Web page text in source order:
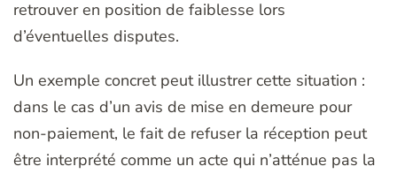
retrouver en position de faiblesse lors
d’éventuelles disputes.
Un exemple concret peut illustrer cette situation :
dans le cas d’un avis de mise en demeure pour
non-paiement, le fait de refuser la réception peut
être interprété comme un acte qui n’atténue pas la